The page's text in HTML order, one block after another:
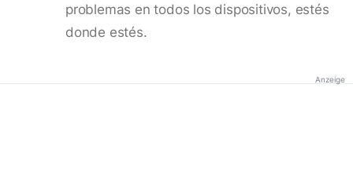
problemas en todos los dispositivos, estés
donde estés.
Anzeige